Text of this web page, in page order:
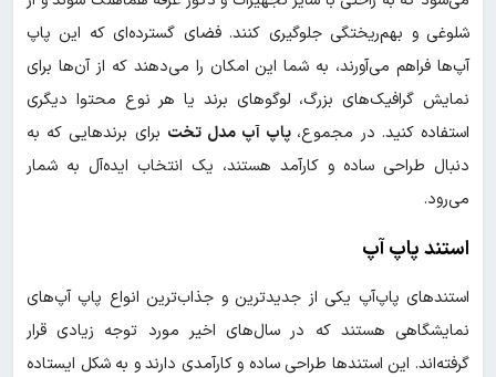
شلوغی و بهم‌ریختگی جلوگیری کنند. فضای گسترده‌ای که این پاپ
آپ‌ها فراهم می‌آورند، به شما این امکان را می‌دهند که از آن‌ها برای
نمایش گرافیک‌های بزرگ، لوگوهای برند یا هر نوع محتوا دیگری
استفاده کنید. در مجموع، پاپ آپ مدل تخت برای برندهایی که به
دنبال طراحی ساده و کارآمد هستند، یک انتخاب ایده‌آل به شمار
می‌رود.
استند پاپ آپ
استندهای پاپ‌آپ یکی از جدیدترین و جذاب‌ترین انواع پاپ آپ‌های
نمایشگاهی هستند که در سال‌های اخیر مورد توجه زیادی قرار
گرفته‌اند. این استندها طراحی ساده و کارآمدی دارند و به شکل ایستاده